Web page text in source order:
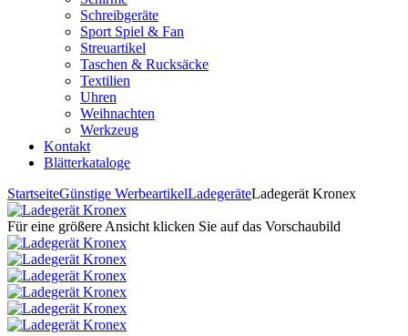
Schreibgeräte
Sport Spiel & Fan
Streuartikel
Taschen & Rucksäcke
Textilien
Uhren
Weihnachten
Werkzeug
Kontakt
Blätterkataloge
StartseiteGünstige WerbeartikelLadegeräteLadegerät Kronex
Für eine größere Ansicht klicken Sie auf das Vorschaubild